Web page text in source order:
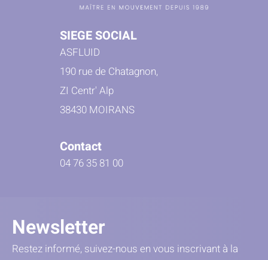
SIEGE SOCIAL
ASFLUID
190 rue de Chatagnon,
ZI Centr' Alp
38430 MOIRANS
Contact
04 76 35 81 00
Newsletter
Restez informé, suivez-nous en vous inscrivant à la